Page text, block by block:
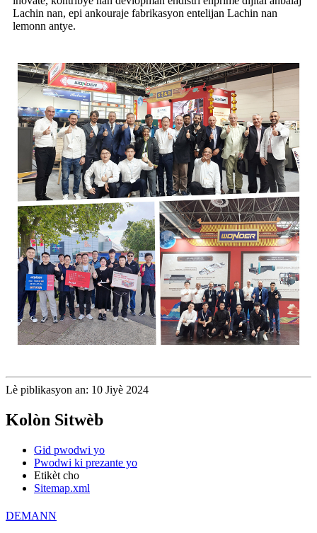
Lachin nan, epi ankouraje fabrikasyon entelijan Lachin nan
lemonn antye.
Lè piblikasyon an: 10 Jiyè 2024
Kolòn Sitwèb
Gid pwodwi yo
Pwodwi ki prezante yo
Etikèt cho
Sitemap.xml
DEMANN